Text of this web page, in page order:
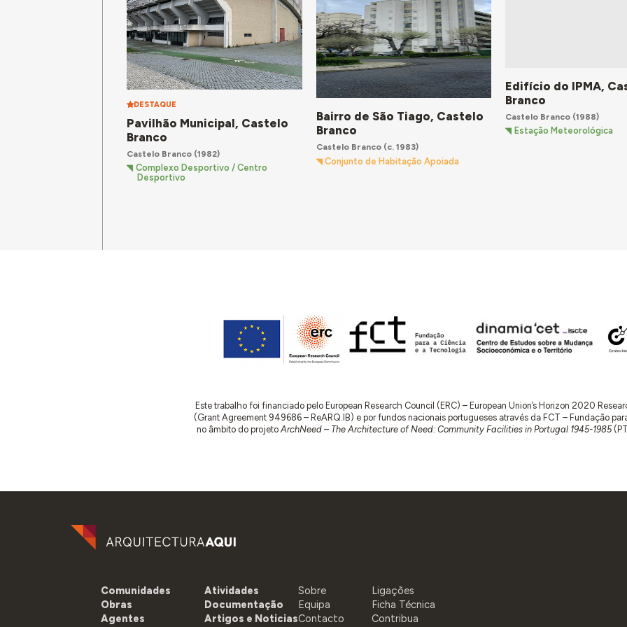
DESTAQUE
Pavilhão Municipal, Castelo
Branco
Castelo Branco (1982)
Complexo Desportivo / Centro
Desportivo
Bairro de São Tiago, Castelo
Branco
Castelo Branco(c. 1983)
Conjunto de Habitação Apoiada
Edifício do IPMA,
Branco
Castelo Branco (1988)
Estação Meteorológica
Este trabalho foi financiado pelo European Research Council (ERC) – European Union’s Horizon 2020
(Grant Agreement 949686 – ReARQ.IB) e por fundos nacionais portugueses através da FCT – Fundação
no âmbito do projeto ArchNeed – The Architecture of Need: Community Facilities in Portugal 1945-1985
Comunidades
Obras
Agentes
Atividades
Documentação
Artigos e Noticias
Sobre
Equipa
Contacto
Ligações
Ficha Técnica
Contribua